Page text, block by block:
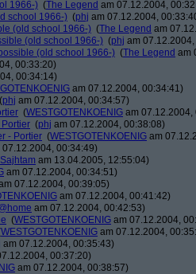
1966-) (The Legend am 07.12.2004,
school 1966-) (phj am 07.12.2004,
(old school 1966-) (The Legend am
(old school 1966-) (phj am
(old school 1966-) (The Legend am
00:33:20)
00:34:14)
am 07.12.2004, 00:34:41)
(phj am 07.12.2004, 00:34:57)
(WESTGOTENKOENIG am 07.12.2004,
(phj am 07.12.2004, 00:38:08)
- Portier (WESTGOTENKOENIG am
07.12.2004, 00:34:49)
Sajhtam am 13.04.2005, 12:55:04)
am 07.12.2004, 00:34:51)
07.12.2004, 00:39:05)
am 07.12.2004, 00:41:42)
am 07.12.2004, 00:42:53)
(WESTGOTENKOENIG am 07.12.2004,
WESTGOTENKOENIG am 07.12.2004,
am 07.12.2004, 00:35:43)
00:37:20)
am 07.12.2004, 00:38:57)